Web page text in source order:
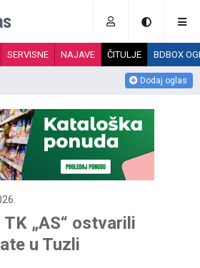
SERVISNE NAJAVE ČITULJE BDBOX
Dodaj oglas
„AS“ ostvarili
u Tuzli